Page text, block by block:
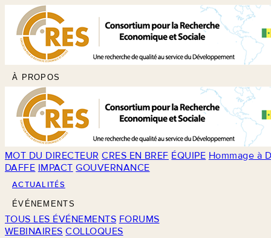
À PROPOS
MOT DU DIRECTEUR CRES EN BREF ÉQUIPE Hommage à
DAFFE IMPACT GOUVERNANCE
ACTUALITÉS
ÉVÉNEMENTS
TOUS LES ÉVÉNEMENTS FORUMS
WEBINAIRES COLLOQUES